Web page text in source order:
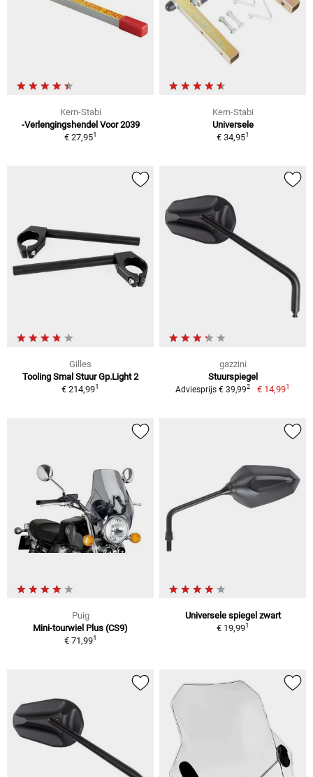
Kern-Stabi
-Verlengingshendel Voor 2039
€ 27,951
Kern-Stabi
Universele
€ 34,951
Gilles
Tooling Smal Stuur Gp.Light 2
€ 214,991
gazzini
Stuurspiegel
Adviesprijs € 39,992 € 14,991
Puig
Mini-tourwiel Plus (CS9)
€ 71,991
Universele spiegel zwart
€ 19,991